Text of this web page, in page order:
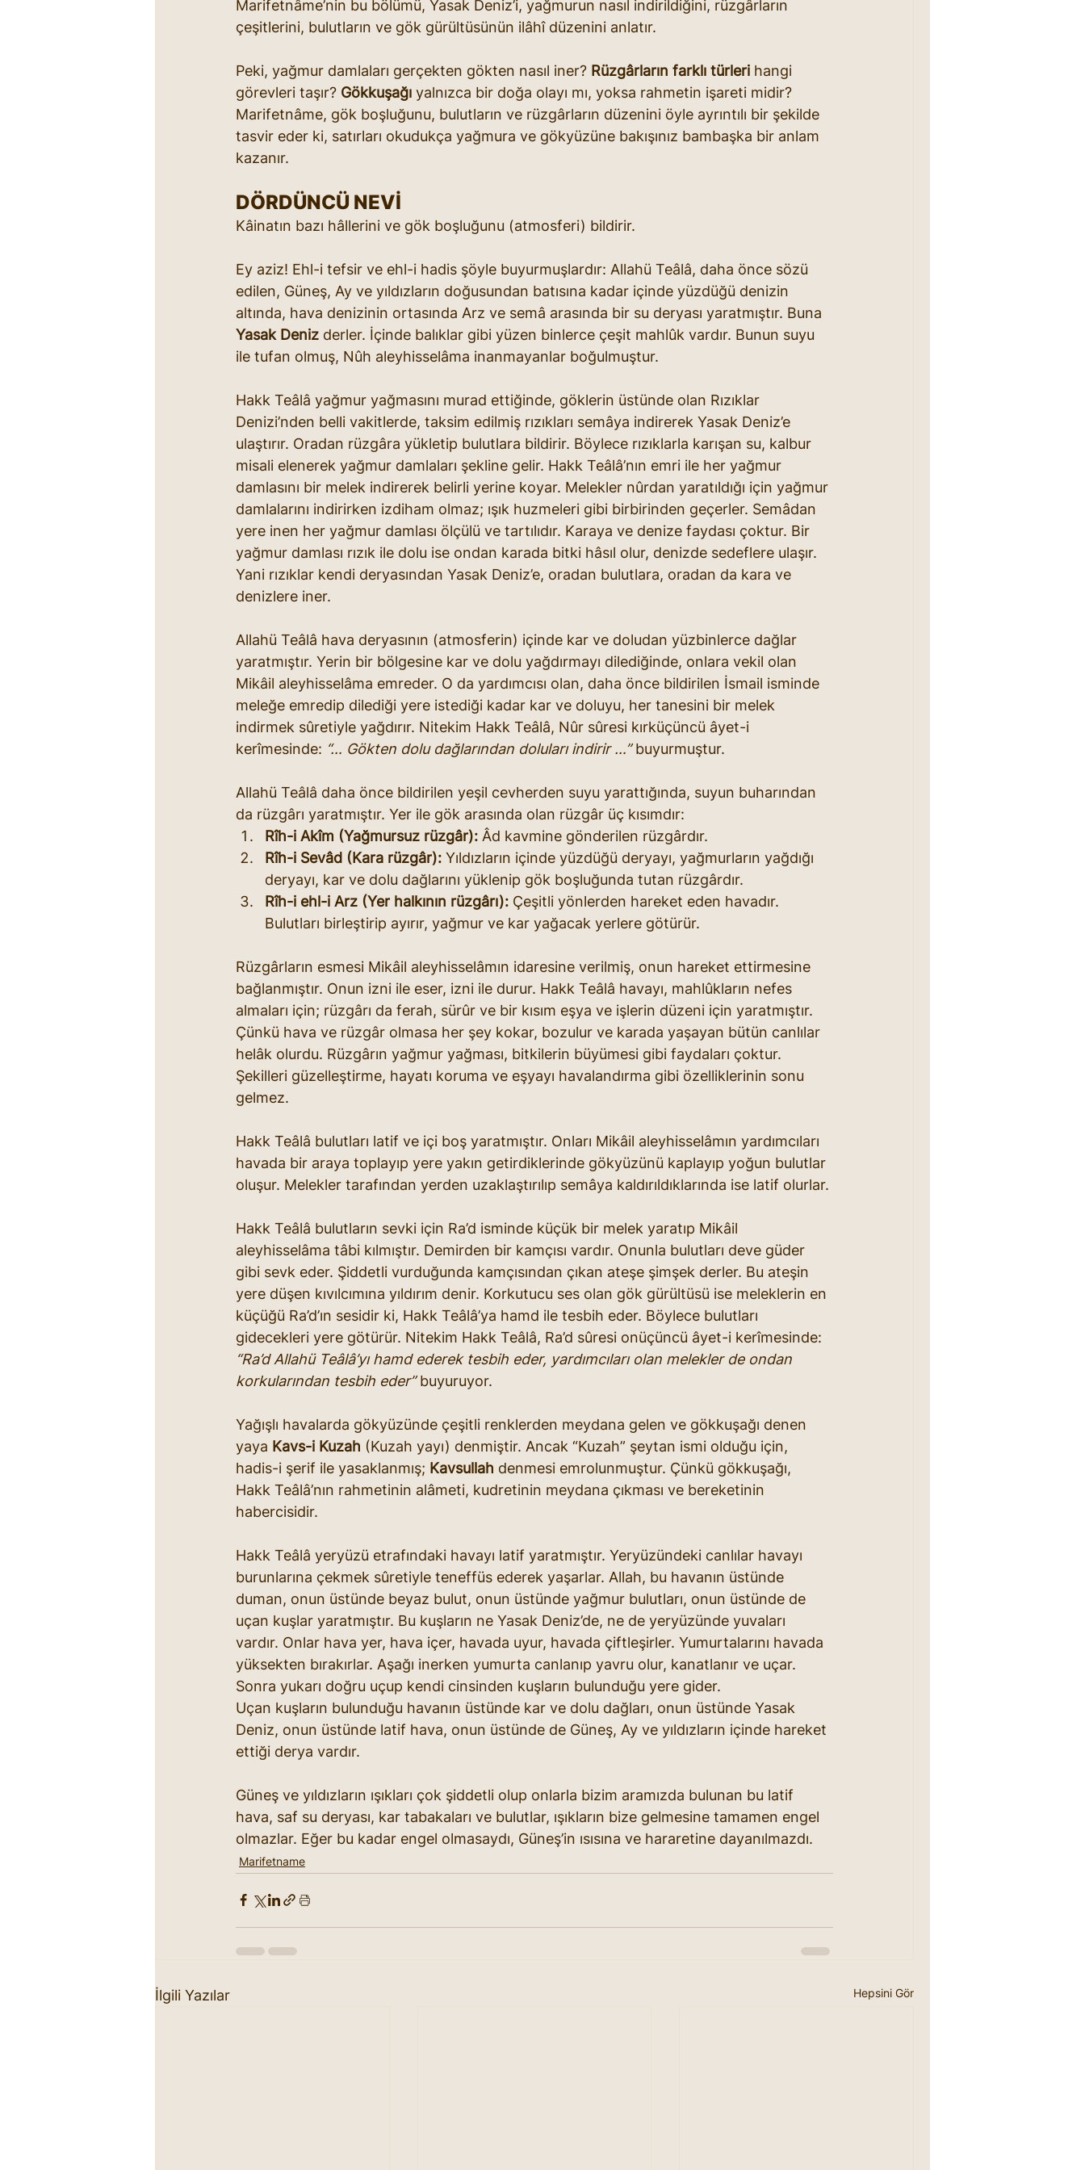
Marifetnâme’nin bu bölümü, Yasak Deniz’i, yağmurun nasıl indirildiğini, rüzgârların
çeşitlerini, bulutların ve gök gürültüsünün ilâhî düzenini anlatır.
Peki, yağmur damlaları gerçekten gökten nasıl iner? Rüzgârların farklı türleri hangi
görevleri taşır? Gökkuşağı yalnızca bir doğa olayı mı, yoksa rahmetin işareti midir?
Marifetnâme, gök boşluğunu, bulutların ve rüzgârların düzenini öyle ayrıntılı bir şekilde
tasvir eder ki, satırları okudukça yağmura ve gökyüzüne bakışınız bambaşka bir anlam
kazanır.
DÖRDÜNCÜ NEVİ
Kâinatın bazı hâllerini ve gök boşluğunu (atmosferi) bildirir.
Ey aziz! Ehl-i tefsir ve ehl-i hadis şöyle buyurmuşlardır: Allahü Teâlâ, daha önce sözü
edilen, Güneş, Ay ve yıldızların doğusundan batısına kadar içinde yüzdüğü denizin
altında, hava denizinin ortasında Arz ve semâ arasında bir su deryası yaratmıştır. Buna
Yasak Deniz derler. İçinde balıklar gibi yüzen binlerce çeşit mahlûk vardır. Bunun suyu
ile tufan olmuş, Nûh aleyhisselâma inanmayanlar boğulmuştur.
Hakk Teâlâ yağmur yağmasını murad ettiğinde, göklerin üstünde olan Rızıklar
Denizi’nden belli vakitlerde, taksim edilmiş rızıkları semâya indirerek Yasak Deniz’e
ulaştırır. Oradan rüzgâra yükletip bulutlara bildirir. Böylece rızıklarla karışan su, kalbur
misali elenerek yağmur damlaları şekline gelir. Hakk Teâlâ’nın emri ile her yağmur
damlasını bir melek indirerek belirli yerine koyar. Melekler nûrdan yaratıldığı için yağmur
damlalarını indirirken izdiham olmaz; ışık huzmeleri gibi birbirinden geçerler. Semâdan
yere inen her yağmur damlası ölçülü ve tartılıdır. Karaya ve denize faydası çoktur. Bir
yağmur damlası rızık ile dolu ise ondan karada bitki hâsıl olur, denizde sedeflere ulaşır.
Yani rızıklar kendi deryasından Yasak Deniz’e, oradan bulutlara, oradan da kara ve
denizlere iner.
Allahü Teâlâ hava deryasının (atmosferin) içinde kar ve doludan yüzbinlerce dağlar
yaratmıştır. Yerin bir bölgesine kar ve dolu yağdırmayı dilediğinde, onlara vekil olan
Mikâil aleyhisselâma emreder. O da yardımcısı olan, daha önce bildirilen İsmail isminde
meleğe emredip dilediği yere istediği kadar kar ve doluyu, her tanesini bir melek
indirmek sûretiyle yağdırır. Nitekim Hakk Teâlâ, Nûr sûresi kırküçüncü âyet-i
kerîmesinde: “… Gökten dolu dağlarından doluları indirir …” buyurmuştur.
Allahü Teâlâ daha önce bildirilen yeşil cevherden suyu yarattığında, suyun buharından
da rüzgârı yaratmıştır. Yer ile gök arasında olan rüzgâr üç kısımdır:
Rîh-i Akîm (Yağmursuz rüzgâr): Âd kavmine gönderilen rüzgârdır.
Rîh-i Sevâd (Kara rüzgâr): Yıldızların içinde yüzdüğü deryayı, yağmurların yağdığı
deryayı, kar ve dolu dağlarını yüklenip gök boşluğunda tutan rüzgârdır.
Rîh-i ehl-i Arz (Yer halkının rüzgârı): Çeşitli yönlerden hareket eden havadır.
Bulutları birleştirip ayırır, yağmur ve kar yağacak yerlere götürür.
Rüzgârların esmesi Mikâil aleyhisselâmın idaresine verilmiş, onun hareket ettirmesine
bağlanmıştır. Onun izni ile eser, izni ile durur. Hakk Teâlâ havayı, mahlûkların nefes
almaları için; rüzgârı da ferah, sürûr ve bir kısım eşya ve işlerin düzeni için yaratmıştır.
Çünkü hava ve rüzgâr olmasa her şey kokar, bozulur ve karada yaşayan bütün canlılar
helâk olurdu. Rüzgârın yağmur yağması, bitkilerin büyümesi gibi faydaları çoktur.
Şekilleri güzelleştirme, hayatı koruma ve eşyayı havalandırma gibi özelliklerinin sonu
gelmez.
Hakk Teâlâ bulutları latif ve içi boş yaratmıştır. Onları Mikâil aleyhisselâmın yardımcıları
havada bir araya toplayıp yere yakın getirdiklerinde gökyüzünü kaplayıp yoğun bulutlar
oluşur. Melekler tarafından yerden uzaklaştırılıp semâya kaldırıldıklarında ise latif olurlar.
Hakk Teâlâ bulutların sevki için Ra’d isminde küçük bir melek yaratıp Mikâil
aleyhisselâma tâbi kılmıştır. Demirden bir kamçısı vardır. Onunla bulutları deve güder
gibi sevk eder. Şiddetli vurduğunda kamçısından çıkan ateşe şimşek derler. Bu ateşin
yere düşen kıvılcımına yıldırım denir. Korkutucu ses olan gök gürültüsü ise meleklerin en
küçüğü Ra’d’ın sesidir ki, Hakk Teâlâ’ya hamd ile tesbih eder. Böylece bulutları
gidecekleri yere götürür. Nitekim Hakk Teâlâ, Ra’d sûresi onüçüncü âyet-i kerîmesinde:
“Ra’d Allahü Teâlâ’yı hamd ederek tesbih eder, yardımcıları olan melekler de ondan
korkularından tesbih eder” buyuruyor.
Yağışlı havalarda gökyüzünde çeşitli renklerden meydana gelen ve gökkuşağı denen
yaya Kavs-i Kuzah (Kuzah yayı) denmiştir. Ancak “Kuzah” şeytan ismi olduğu için,
hadis-i şerif ile yasaklanmış; Kavsullah denmesi emrolunmuştur. Çünkü gökkuşağı,
Hakk Teâlâ’nın rahmetinin alâmeti, kudretinin meydana çıkması ve bereketinin
habercisidir.
Hakk Teâlâ yeryüzü etrafındaki havayı latif yaratmıştır. Yeryüzündeki canlılar havayı
burunlarına çekmek sûretiyle teneffüs ederek yaşarlar. Allah, bu havanın üstünde
duman, onun üstünde beyaz bulut, onun üstünde yağmur bulutları, onun üstünde de
uçan kuşlar yaratmıştır. Bu kuşların ne Yasak Deniz’de, ne de yeryüzünde yuvaları
vardır. Onlar hava yer, hava içer, havada uyur, havada çiftleşirler. Yumurtalarını havada
yüksekten bırakırlar. Aşağı inerken yumurta canlanıp yavru olur, kanatlanır ve uçar.
Sonra yukarı doğru uçup kendi cinsinden kuşların bulunduğu yere gider.
Uçan kuşların bulunduğu havanın üstünde kar ve dolu dağları, onun üstünde Yasak
Deniz, onun üstünde latif hava, onun üstünde de Güneş, Ay ve yıldızların içinde hareket
ettiği derya vardır.
Güneş ve yıldızların ışıkları çok şiddetli olup onlarla bizim aramızda bulunan bu latif
hava, saf su deryası, kar tabakaları ve bulutlar, ışıkların bize gelmesine tamamen engel
olmazlar. Eğer bu kadar engel olmasaydı, Güneş’in ısısına ve hararetine dayanılmazdı.
Marifetname
İlgili Yazılar Hepsini Gör